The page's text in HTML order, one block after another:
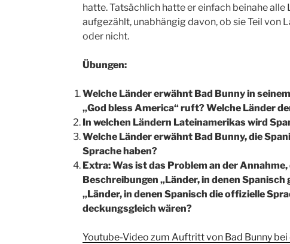
hatte. Tatsächlich hatte er einfach beinahe
aufgezählt, unabhängig davon, ob sie Teil von
oder nicht.
Übungen:
Welche Länder erwähnt Bad Bunny in
„God bless America“ ruft? Welche Länder
In welchen Ländern Lateinamerikas wird
Welche Länder erwähnt Bad Bunny, die
Sprache haben?
Extra: Was ist das Problem an der Annahme,
Beschreibungen „Länder, in denen Spanisch
„Länder, in denen Spanisch die offizielle
deckungsgleich wären?
Youtube-Video zum Auftritt von Bad Bunny